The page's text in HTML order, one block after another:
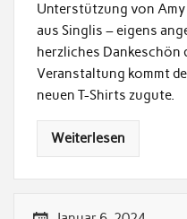
Unterstützung von
aus Singlis – eigens
herzliches Dankeschön
Veranstaltung kommt
neuen T-Shirts zugute.
Weiterlesen